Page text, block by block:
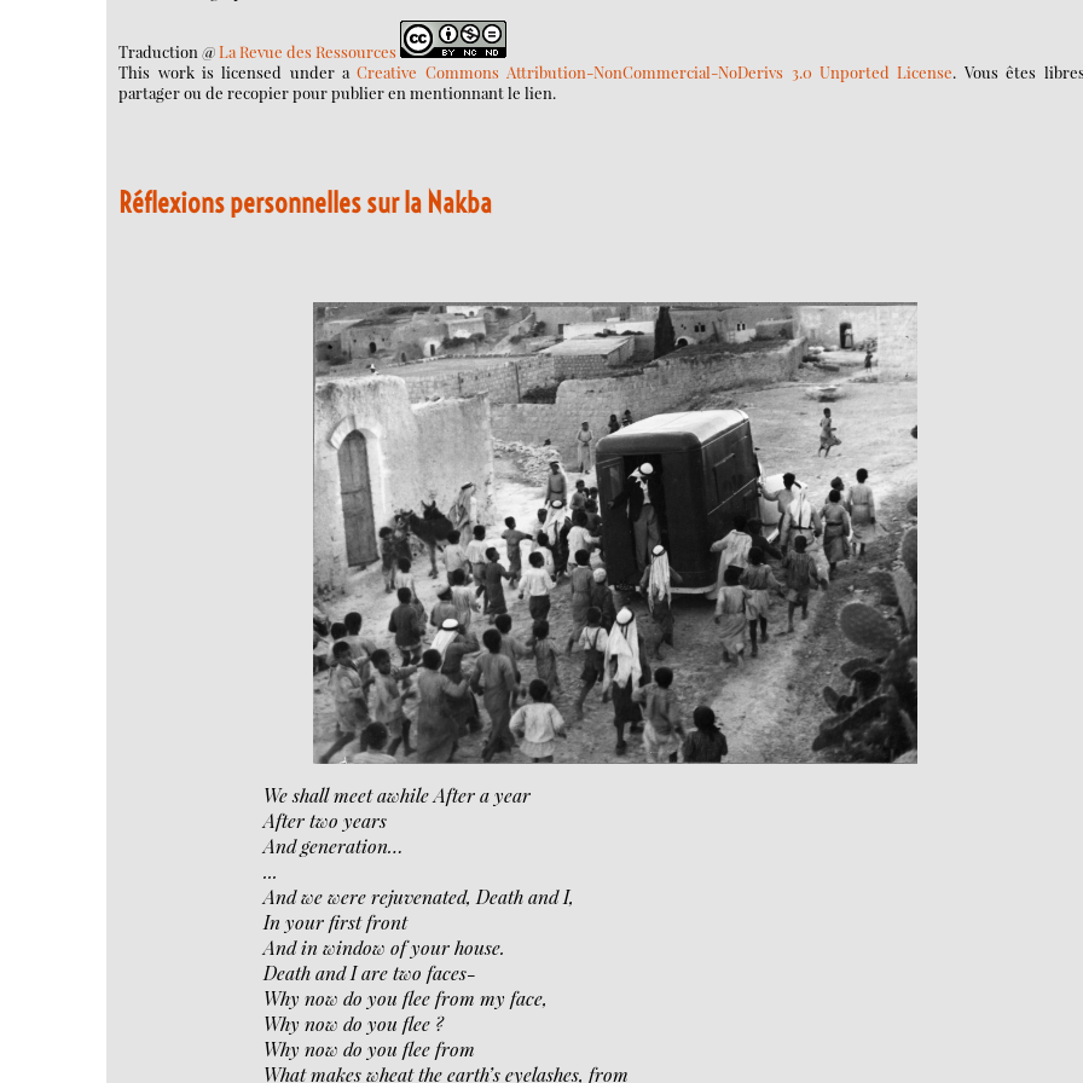
Traduction @La Revue des Ressources
This workis licensed under aCreative Commons Attribution-NonCommercial-NoDerivs 3.0 Unported License. Vous êtes
partager ou de recopier pour publier en mentionnant le lien.
Réflexions personnelles sur la Nakba
We shall meet awhile After a year
After two years
And generation…
...
And we were rejuvenated, Death and I,
In your first front
And in window of your house.
Death and I are two faces-
Why now do you flee from my face,
Why now do you flee ?
Why now do you flee from
What makes wheat the earth’s eyelashes, from